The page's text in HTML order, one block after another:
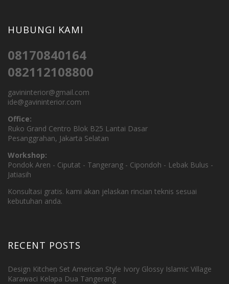
HUBUNGI KAMI
08170840164
082112108800
gavininterior@gmail.com
ide@gavininterior.com
Office:
Ruko Grand Centro Blok B25 Lantai Dasar
Pesanggrahan, Jakarta Selatan
Workshop:
Pondok Aren - Ciputat - Tangerang - Cipondoh - Lebak Bulus -
Jatiasih
Konsultasi gratis. kami akan jelaskan rincian teknis sesuai
kebutuhan anda.
RECENT POSTS
Design Kitchen Set American Style Ivory Glossy Islamic Village
Karawaci Kelapa Dua Tangerang